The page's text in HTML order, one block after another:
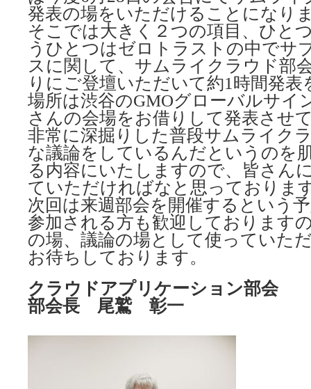
発表の場をいただけることになり
そこでは大きく２つの項目、ひと
うひとつはゼロトラストの中でサ
スに関して、サムライクラウド部
りにご登壇いただいて約1時間発
場所は渋谷のGMOグローバルサイ
さんの会場をお借りして発表させ
非常に深掘りした普段サムライク
な議論をしているんだというのを
る内容にいたしますので、皆さん
ていただければなと思っておりま
次回は来週部会を開催するという
参加される方も歓迎しております
の場、議論の場として使っていた
お待ちしております。
クラウドアプリケーション部会
部会長 尾鷲 彰一